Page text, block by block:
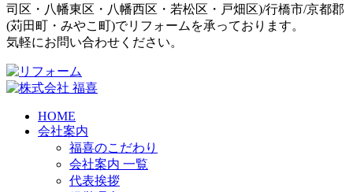
司区 ・ 八幡東区 ・ 八幡西区 ・ 若松区 ・ 戸畑区)/行橋市/京都郡
(苅田町 ・ みやこ町)でリフォームを承っております。
気軽にお問い合わせください。
HOME
会社案内
福喜のこだわり
会社案内 一覧
代表挨拶